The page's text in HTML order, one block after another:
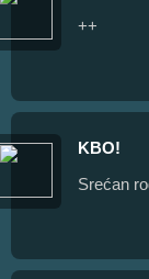
++
KBO!
Srećan